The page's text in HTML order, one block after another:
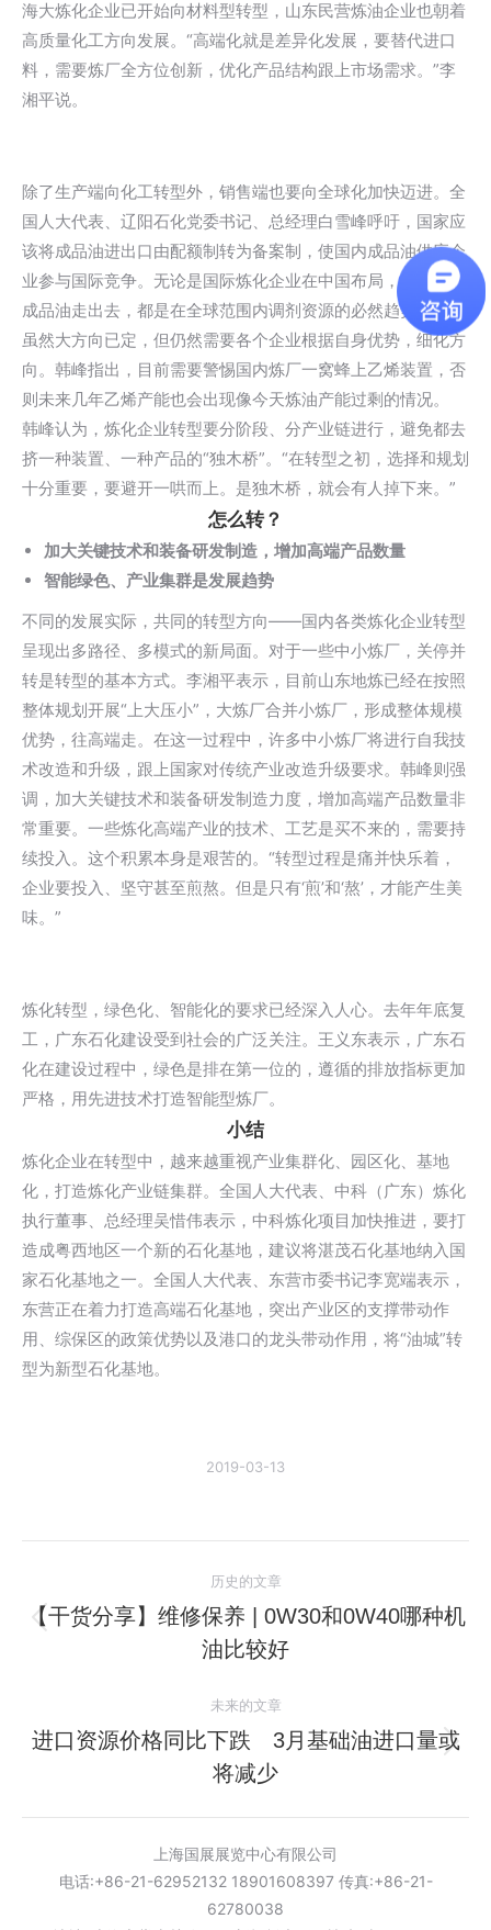
海大炼化企业已开始向材料型转型，山东民营炼油企业也朝着
高质量化工方向发展。“高端化就是差异化发展，要替代进口
料，需要炼厂全方位创新，优化产品结构跟上市场需求。”李
湘平说。
除了生产端向化工转型外，销售端也要向全球化加快迈进。全
国人大代表、辽阳石化党委书记、总经理白雪峰呼吁，国家应
该将成品油进出口由配额制转为备案制，使国内成品油供应企
业参与国际竞争。无论是国际炼化企业在中国布局，还是中国
成品油走出去，都是在全球范围内调剂资源的必然趋势。
虽然大方向已定，但仍然需要各个企业根据自身优势，细化方
向。韩峰指出，目前需要警惕国内炼厂一窝蜂上乙烯装置，否
则未来几年乙烯产能也会出现像今天炼油产能过剩的情况。
韩峰认为，炼化企业转型要分阶段、分产业链进行，避免都去
挤一种装置、一种产品的“独木桥”。“在转型之初，选择和规划
十分重要，要避开一哄而上。是独木桥，就会有人掉下来。”
怎么转？
加大关键技术和装备研发制造，增加高端产品数量
智能绿色、产业集群是发展趋势
不同的发展实际，共同的转型方向——国内各类炼化企业转型
呈现出多路径、多模式的新局面。对于一些中小炼厂，关停并
转是转型的基本方式。李湘平表示，目前山东地炼已经在按照
整体规划开展“上大压小”，大炼厂合并小炼厂，形成整体规模
优势，往高端走。在这一过程中，许多中小炼厂将进行自我技
术改造和升级，跟上国家对传统产业改造升级要求。韩峰则强
调，加大关键技术和装备研发制造力度，增加高端产品数量非
常重要。一些炼化高端产业的技术、工艺是买不来的，需要持
续投入。这个积累本身是艰苦的。“转型过程是痛并快乐着，
企业要投入、坚守甚至煎熬。但是只有‘煎’和‘熬’，才能产生美
味。”
炼化转型，绿色化、智能化的要求已经深入人心。去年年底复
工，广东石化建设受到社会的广泛关注。王义东表示，广东石
化在建设过程中，绿色是排在第一位的，遵循的排放指标更加
严格，用先进技术打造智能型炼厂。
小结
炼化企业在转型中，越来越重视产业集群化、园区化、基地
化，打造炼化产业链集群。全国人大代表、中科（广东）炼化
执行董事、总经理吴惜伟表示，中科炼化项目加快推进，要打
造成粤西地区一个新的石化基地，建议将湛茂石化基地纳入国
家石化基地之一。全国人大代表、东营市委书记李宽端表示，
东营正在着力打造高端石化基地，突出产业区的支撑带动作
用、综保区的政策优势以及港口的龙头带动作用，将“油城”转
型为新型石化基地。
2019-03-13
章
历史的文章
历
史
章：
【干货分享】维修保养 | 0W30和0W40哪种机
油比较好
未来的文章
未
来
的
文
章：
进口资源价格同比下跌 3月基础油进口量或
将减少
上海国展展览中心有限公司
电话:+86-21-62952132 18901608397 传真:+86-21-
62780038